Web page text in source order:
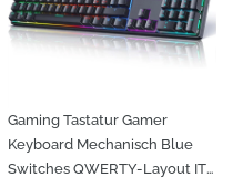
Gaming Tastatur Gamer
Keyboard Mechanisch Blue
Switches QWERTY-Layout IT